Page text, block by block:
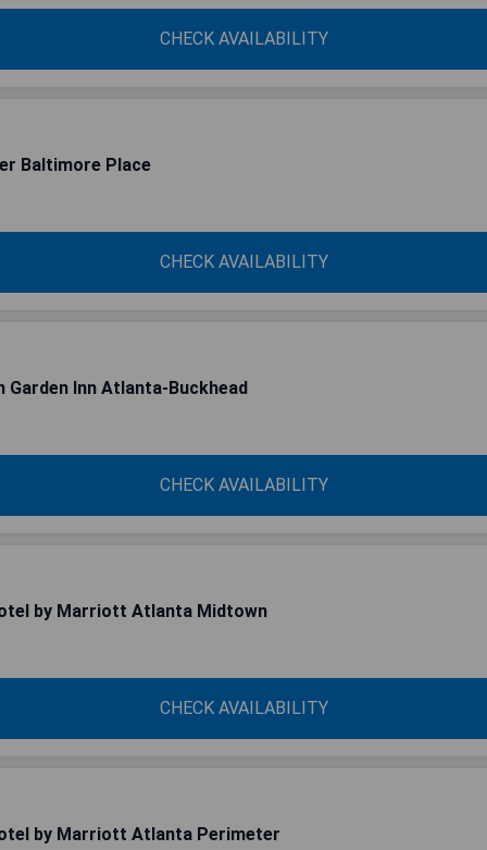
CHECK AVAILABILITY
Baltimore Place
CHECK AVAILABILITY
Garden Inn Atlanta-Buckhead
CHECK AVAILABILITY
by Marriott Atlanta Midtown
CHECK AVAILABILITY
by Marriott Atlanta Perimeter